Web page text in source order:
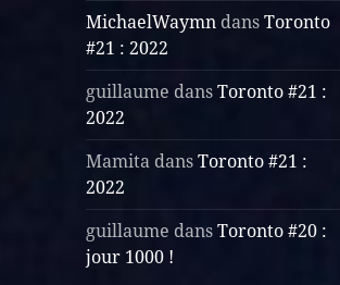
MichaelWaymn dansToronto
#21 : 2022
guillaume dansToronto #21 :
2022
Mamita dansToronto #21 :
2022
guillaume dansToronto #20 :
jour 1000 !